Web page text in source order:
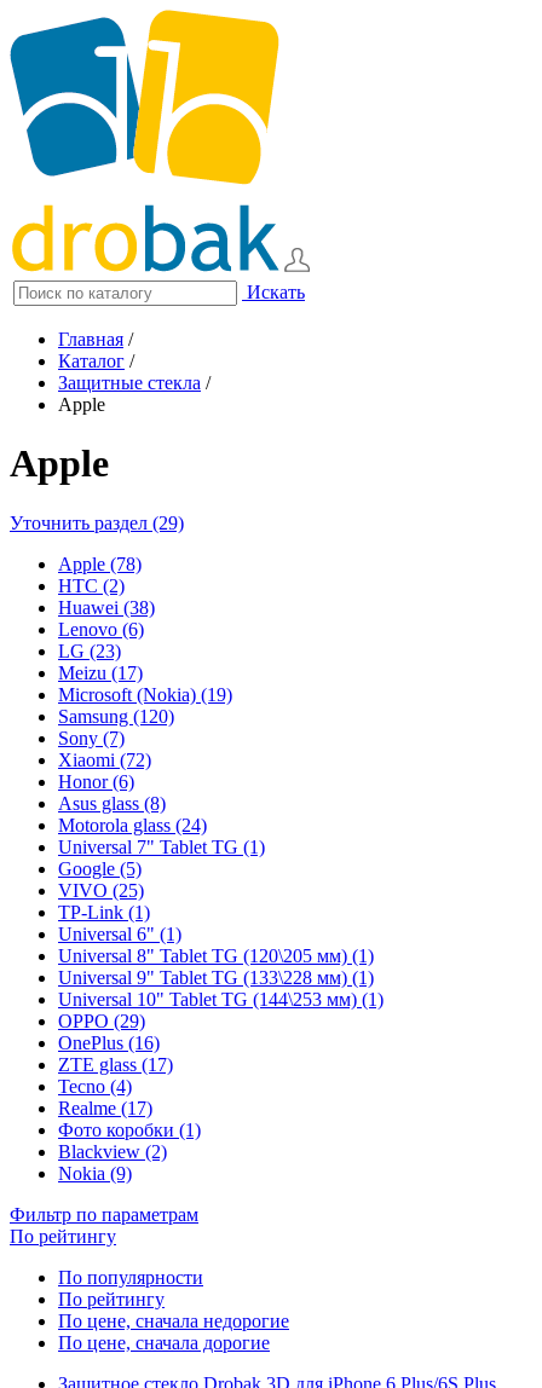
Искать
Главная /
Каталог /
Защитные стекла /
Apple
Apple
Уточнить раздел (29)
Apple (78)
HTC (2)
Huawei (38)
Lenovo (6)
LG (23)
Meizu (17)
Microsoft (Nokia) (19)
Samsung (120)
Sony (7)
Xiaomi (72)
Honor (6)
Asus glass (8)
Motorola glass (24)
Universal 7" Tablet TG (1)
Google (5)
VIVO (25)
TP-Link (1)
Universal 6" (1)
Universal 8" Tablet TG (120\205 мм) (1)
Universal 9" Tablet TG (133\228 мм) (1)
Universal 10" Tablet TG (144\253 мм) (1)
OPPO (29)
OnePlus (16)
ZTE glass (17)
Tecno (4)
Realme (17)
Фото коробки (1)
Blackview (2)
Nokia (9)
Фильтр по параметрам
По рейтингу
По популярности
По рейтингу
По цене, сначала недорогие
По цене, сначала дорогие
Защитное стекло Drobak 3D для iPhone 6 Plus/6S Plus